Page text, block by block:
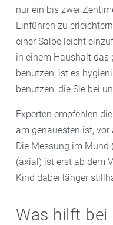
nur ein bis zwei
Einführen zu
einer Salbe leicht
in einem Haushalt das
benutzen, ist es
benutzen, die Sie bei
Experten empfehlen
am genauesten ist,
Die Messung im Mund
(axial) ist erst ab dem
Kind dabei länger
Was hilft bei